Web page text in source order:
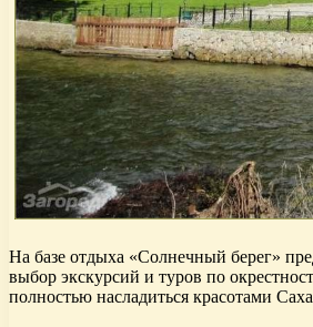
На базе отдыха «Солнечный берег»
выбор экскурсий и туров по
полностью насладиться красотами